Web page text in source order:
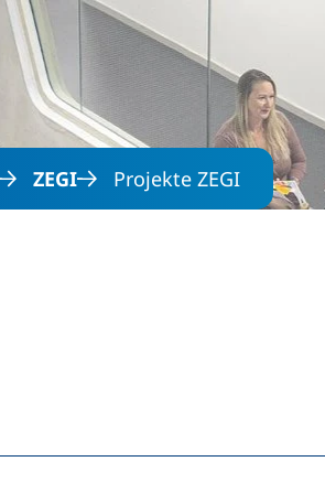
Direkt zum Inhalt
ZEGI Projekte ZEGI